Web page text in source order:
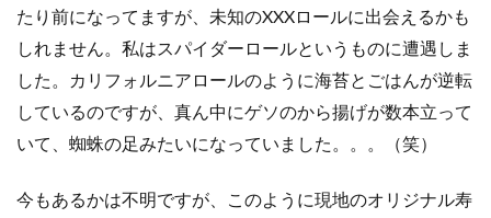
たり前になってますが、未知のXXXロールに出会えるかも
しれません。私はスパイダーロールというものに遭遇しま
した。カリフォルニアロールのように海苔とごはんが逆転
しているのですが、真ん中にゲソのから揚げが数本立って
いて、蜘蛛の足みたいになっていました。。。（笑）
今もあるかは不明ですが、このように現地のオリジナル寿